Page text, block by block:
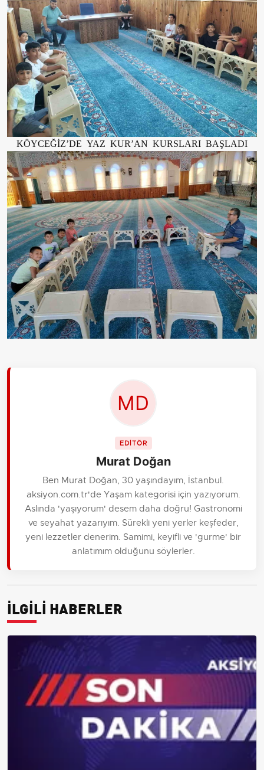
KÖYCEĞİZ’DE YAZ KUR’AN KURSLARI BAŞLADI
EDİTÖR
Murat Doğan
Ben Murat Doğan, 30 yaşındayım, İstanbul.
aksiyon.com.tr'de Yaşam kategorisi için yazıyorum.
Aslında 'yaşıyorum' desem daha doğru! Gastronomi
ve seyahat yazarıyım. Sürekli yeni yerler keşfeder,
yeni lezzetler denerim. Samimi, keyifli ve 'gurme' bir
anlatımım olduğunu söylerler.
İLGİLİ HABERLER